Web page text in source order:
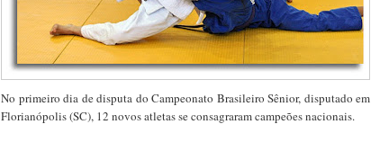
No primeiro dia de disputa do Campeonato Brasileiro Sênior, disputado em
Florianópolis (SC), 12 novos atletas se consagraram campeões nacionais.